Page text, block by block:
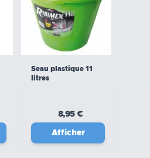
Seau plastique 11
litres
8,95 €
Afficher